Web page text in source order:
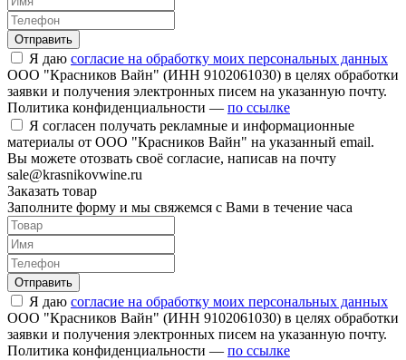
Отправить
Я даю согласие на обработку моих персональных данных
ООО "Красников Вайн" (ИНН 9102061030) в целях обработки
заявки и получения электронных писем на указанную почту.
Политика конфиденциальности — по ссылке
Я согласен получать рекламные и информационные
материалы от ООО "Красников Вайн" на указанный email.
Вы можете отозвать своё согласие, написав на почту
sale@krasnikovwine.ru
Заказать товар
Заполните форму и мы свяжемся с Вами в течение часа
Отправить
Я даю согласие на обработку моих персональных данных
ООО "Красников Вайн" (ИНН 9102061030) в целях обработки
заявки и получения электронных писем на указанную почту.
Политика конфиденциальности — по ссылке